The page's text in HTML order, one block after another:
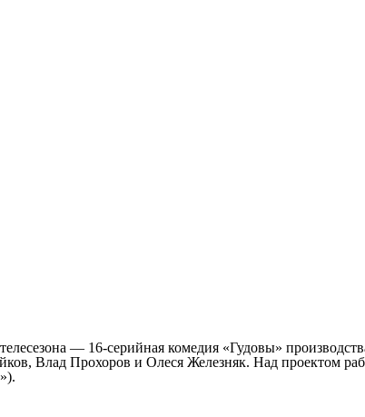
— 16-серийная комедия «Гудовы»
Влад Прохоров и Олеся Железняк. Над проектом